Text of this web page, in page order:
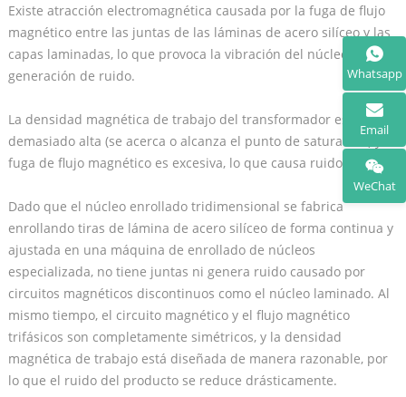
Existe atracción electromagnética causada por la fuga de flujo
magnético entre las juntas de las láminas de acero silíceo y las
capas laminadas, lo que provoca la vibración del núcleo y la
generación de ruido.
La densidad magnética de trabajo del transformador es
demasiado alta (se acerca o alcanza el punto de saturación) y la
fuga de flujo magnético es excesiva, lo que causa ruido.
Dado que el núcleo enrollado tridimensional se fabrica
enrollando tiras de lámina de acero silíceo de forma continua y
ajustada en una máquina de enrollado de núcleos
especializada, no tiene juntas ni genera ruido causado por
circuitos magnéticos discontinuos como el núcleo laminado. Al
mismo tiempo, el circuito magnético y el flujo magnético
trifásicos son completamente simétricos, y la densidad
magnética de trabajo está diseñada de manera razonable, por
lo que el ruido del producto se reduce drásticamente.
Whatsapp
Email
WeChat